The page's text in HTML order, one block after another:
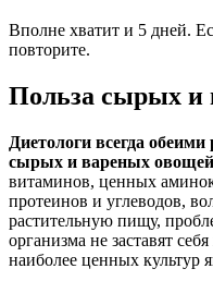
Вполне хватит и 5 дней.
повторите.
Польза сырых и
Диетологи всегда
сырых и вареных
витаминов, ценных
протеинов и углеводов,
растительную пищу,
организма не заставят
наиболее ценных культур